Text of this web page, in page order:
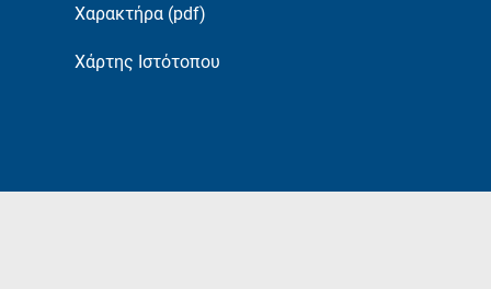
Χαρακτήρα (pdf)
Χάρτης Ιστότοπου